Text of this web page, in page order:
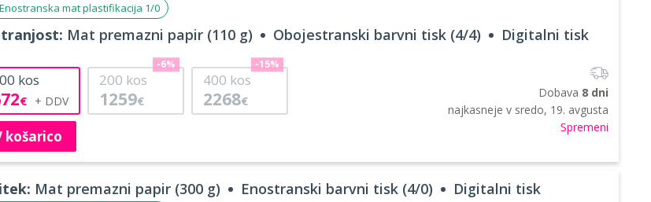
Enostranska mat plastifikacija 1/0
Mat premazni papir (110 g) Obojestranski barvni tisk (4/4) Digitalni tisk
kos
€
200 kos
1259€
-6%
400 kos
2268€
-15%
košarico
Dobava 8 dni
najkasneje v sredo, 19. avgusta
Spremeni
Mat premazni papir (300 g) Enostranski barvni tisk (4/0) Digitalni tisk